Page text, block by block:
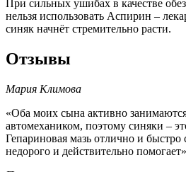
При сильных ушибах в качестве
нельзя использовать Аспирин –
синяк начнёт стремительно расти.
Отзывы
Мария Климова
«Оба моих сына активно
автомехаником, поэтому синяки –
Гепариновая мазь отлично и быстро
недорого и действительно